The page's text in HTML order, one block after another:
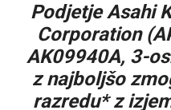
Podjetje Asahi
Corporation
AK09940A, 3-
z najboljšo
razredu* z